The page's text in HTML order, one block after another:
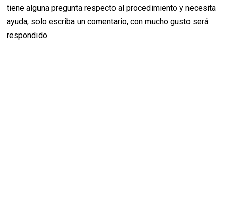
tiene alguna pregunta respecto al procedimiento y necesita
ayuda, solo escriba un comentario, con mucho gusto será
respondido.